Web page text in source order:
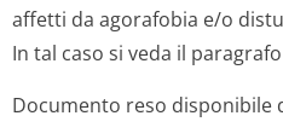
affetti da agorafobia e/o
In tal caso si veda il
Documento reso disponibile